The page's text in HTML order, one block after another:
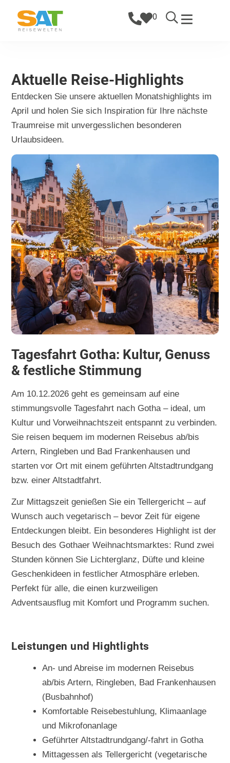
0
Aktuelle Reise-Highlights
Entdecken Sie unsere aktuellen Monatshighlights im
April und holen Sie sich Inspiration für Ihre nächste
Traumreise mit unvergesslichen besonderen
Urlaubsideen.
Tagesfahrt Gotha: Kultur, Genuss
& festliche Stimmung
Am 10.12.2026 geht es gemeinsam auf eine
stimmungsvolle Tagesfahrt nach Gotha – ideal, um
Kultur und Vorweihnachtszeit entspannt zu verbinden.
Sie reisen bequem im modernen Reisebus ab/bis
Artern, Ringleben und Bad Frankenhausen und
starten vor Ort mit einem geführten Altstadtrundgang
bzw. einer Altstadtfahrt.
Zur Mittagszeit genießen Sie ein Tellergericht – auf
Wunsch auch vegetarisch – bevor Zeit für eigene
Entdeckungen bleibt. Ein besonderes Highlight ist der
Besuch des Gothaer Weihnachtsmarktes: Rund zwei
Stunden können Sie Lichterglanz, Düfte und kleine
Geschenkideen in festlicher Atmosphäre erleben.
Perfekt für alle, die einen kurzweiligen
Adventsausflug mit Komfort und Programm suchen.
Leistungen und Hightlights
An- und Abreise im modernen Reisebus
ab/bis Artern, Ringleben, Bad Frankenhausen
(Busbahnhof)
Komfortable Reisebestuhlung, Klimaanlage
und Mikrofonanlage
Geführter Altstadtrundgang/-fahrt in Gotha
Mittagessen als Tellergericht (vegetarische